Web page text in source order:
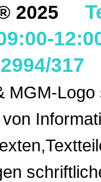
2025
MGM-